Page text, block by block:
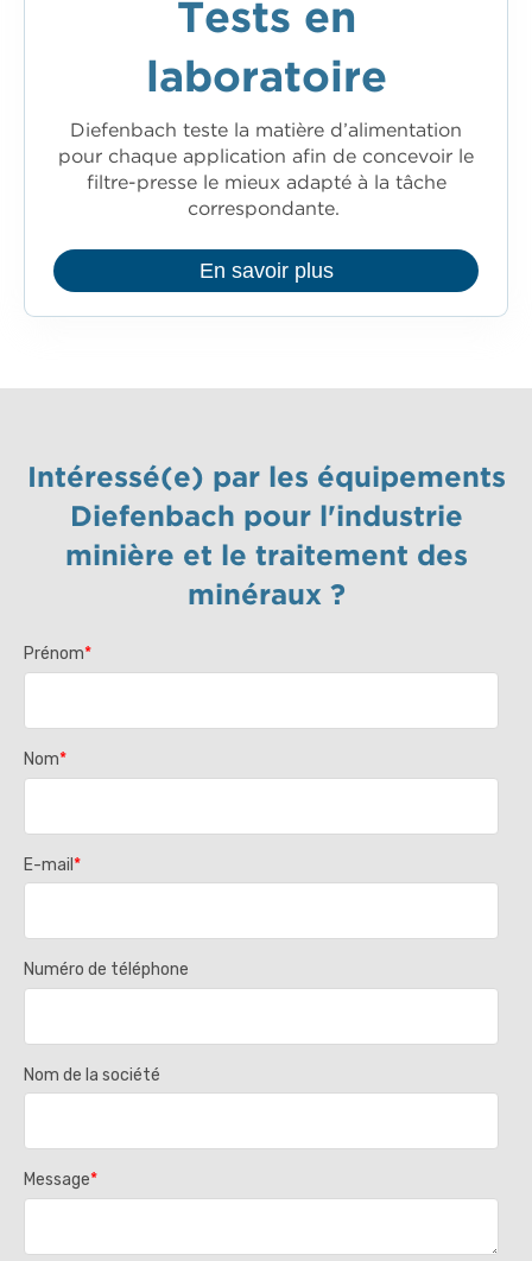
Tests en
laboratoire
Diefenbach teste la matière d’alimentation
pour chaque application afin de concevoir le
filtre-presse le mieux adapté à la tâche
correspondante.
En savoir plus
Intéressé(e) par les équipements
Diefenbach pour l'industrie
minière et le traitement des
minéraux ?
Prénom*
Nom*
E-mail *
Numéro de téléphone
Nom de la société
Message*